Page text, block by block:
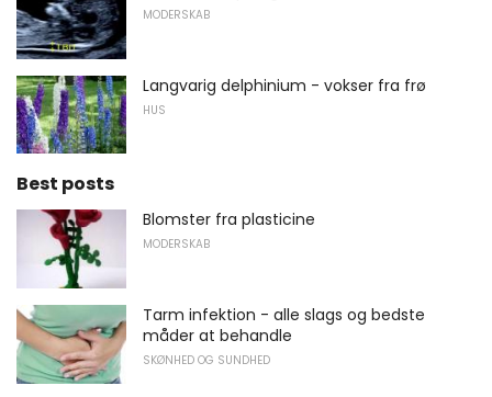
MODERSKAB
Langvarig delphinium - vokser fra frø
HUS
Best posts
Blomster fra plasticine
MODERSKAB
Tarm infektion - alle slags og bedste
måder at behandle
SKØNHED OG SUNDHED